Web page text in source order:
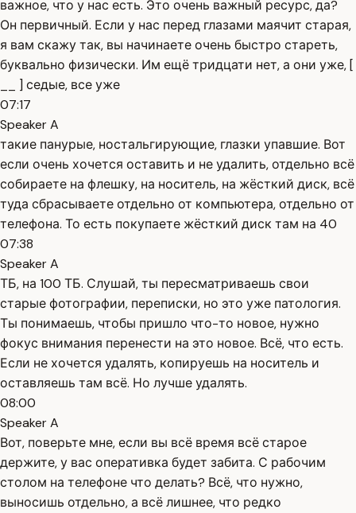
важное, что у нас есть. Это очень важный ресурс, да?
Он первичный. Если у нас перед глазами маячит старая,
я вам скажу так, вы начинаете очень быстро стареть,
буквально физически. Им ещё тридцати нет, а они уже, [
__ ] седые, все уже
07:17
Speaker A
такие панурые, ностальгирующие, глазки упавшие. Вот
если очень хочется оставить и не удалить, отдельно всё
собираете на флешку, на носитель, на жёсткий диск, всё
туда сбрасываете отдельно от компьютера, отдельно от
телефона. То есть покупаете жёсткий диск там на 40
07:38
Speaker A
ТБ, на 100 ТБ. Слушай, ты пересматриваешь свои
старые фотографии, переписки, но это уже патология.
Ты понимаешь, чтобы пришло что-то новое, нужно
фокус внимания перенести на это новое. Всё, что есть.
Если не хочется удалять, копируешь на носитель и
оставляешь там всё. Но лучше удалять.
08:00
Speaker A
Вот, поверьте мне, если вы всё время всё старое
держите, у вас оперативка будет забита. С рабочим
столом на телефоне что делать? Всё, что нужно,
выносишь отдельно, а всё лишнее, что редко